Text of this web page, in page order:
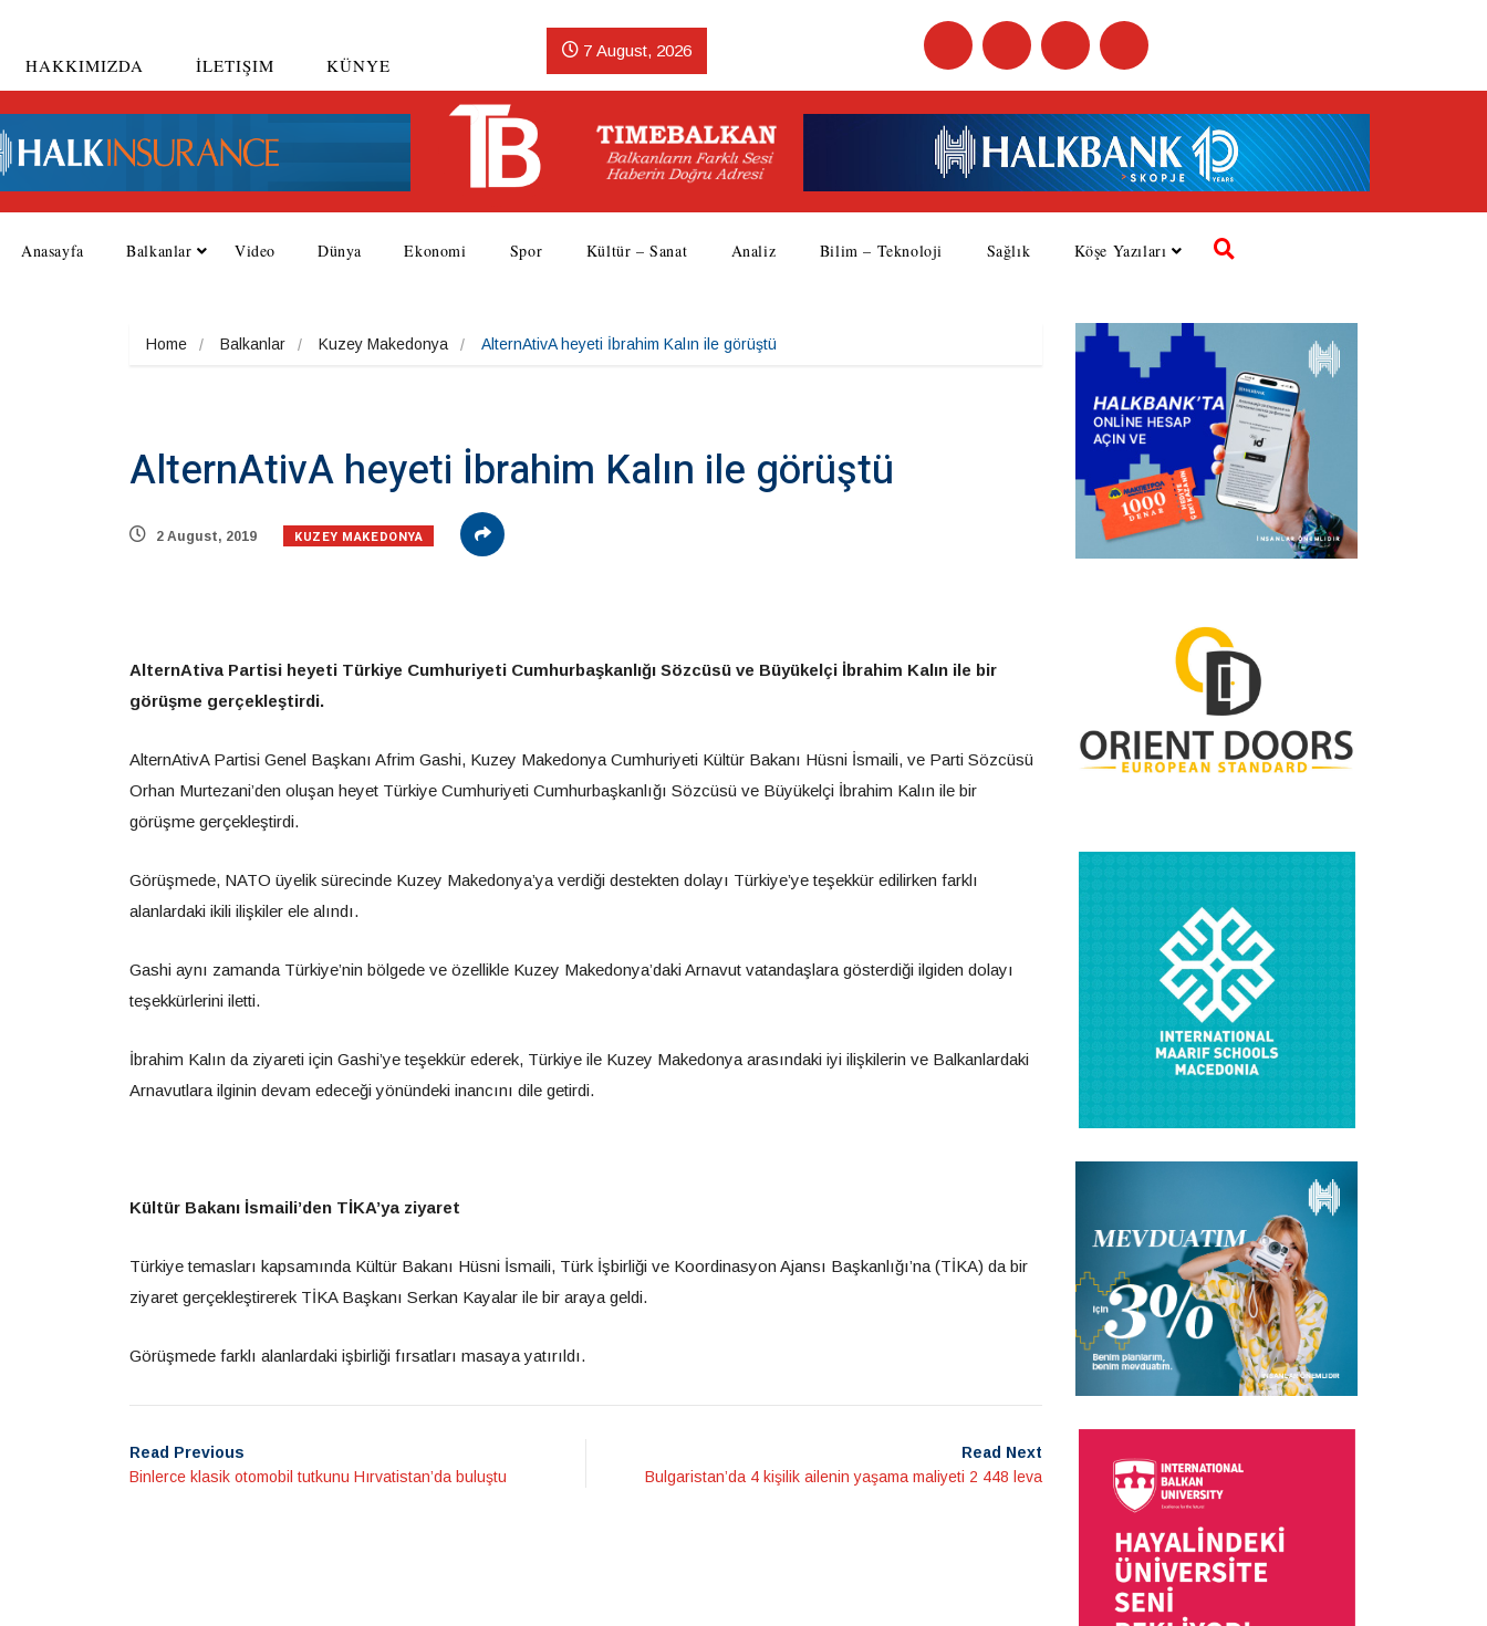
HAKKIMIZDA İLETIŞIM KÜNYE
7 August, 2026
Anasayfa Balkanlar Video Dünya Ekonomi Spor Kültür – Sanat Analiz Bilim – Teknoloji Sağlık Köşe Yazıları
Home Balkanlar Kuzey Makedonya AlternAtivA heyeti İbrahim Kalın ile görüştü
AlternAtivA heyeti İbrahim Kalın ile görüştü
2 August, 2019 KUZEY MAKEDONYA
AlternAtiva Partisi heyeti Türkiye Cumhuriyeti Cumhurbaşkanlığı Sözcüsü ve Büyükelçi İbrahim Kalın ile bir
görüşme gerçekleştirdi.
AlternAtivA Partisi Genel Başkanı Afrim Gashi, Kuzey Makedonya Cumhuriyeti Kültür Bakanı Hüsni İsmaili, ve Parti Sözcüsü
Orhan Murtezani’den oluşan heyet Türkiye Cumhuriyeti Cumhurbaşkanlığı Sözcüsü ve Büyükelçi İbrahim Kalın ile bir
görüşme gerçekleştirdi.
Görüşmede, NATO üyelik sürecinde Kuzey Makedonya’ya verdiği destekten dolayı Türkiye’ye teşekkür edilirken farklı
alanlardaki ikili ilişkiler ele alındı.
Gashi aynı zamanda Türkiye’nin bölgede ve özellikle Kuzey Makedonya’daki Arnavut vatandaşlara gösterdiği ilgiden dolayı
teşekkürlerini iletti.
İbrahim Kalın da ziyareti için Gashi’ye teşekkür ederek, Türkiye ile Kuzey Makedonya arasındaki iyi ilişkilerin ve Balkanlardaki
Arnavutlara ilginin devam edeceği yönündeki inancını dile getirdi.
Kültür Bakanı İsmaili’den TİKA’ya ziyaret
Türkiye temasları kapsamında Kültür Bakanı Hüsni İsmaili, Türk İşbirliği ve Koordinasyon Ajansı Başkanlığı’na (TİKA) da bir
ziyaret gerçekleştirerek TİKA Başkanı Serkan Kayalar ile bir araya geldi.
Görüşmede farklı alanlardaki işbirliği fırsatları masaya yatırıldı.
Read Previous
Binlerce klasik otomobil tutkunu Hırvatistan’da buluştu
Read Next
Bulgaristan’da 4 kişilik ailenin yaşama maliyeti 2 448 leva